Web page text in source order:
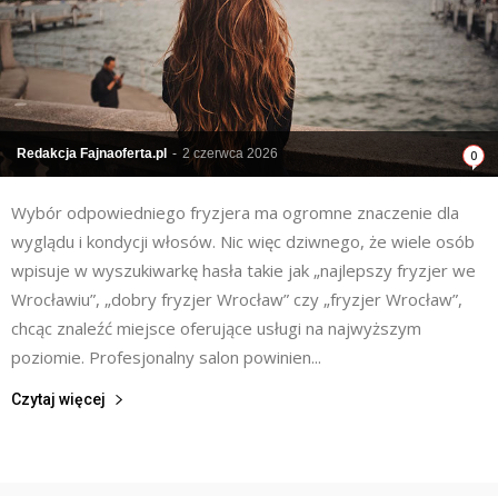
Redakcja Fajnaoferta.pl - 2 czerwca 2026 0
Wybór odpowiedniego fryzjera ma ogromne znaczenie dla
wyglądu i kondycji włosów. Nic więc dziwnego, że wiele osób
wpisuje w wyszukiwarkę hasła takie jak „najlepszy fryzjer we
Wrocławiu”, „dobry fryzjer Wrocław” czy „fryzjer Wrocław”,
chcąc znaleźć miejsce oferujące usługi na najwyższym
poziomie. Profesjonalny salon powinien...
Czytaj więcej